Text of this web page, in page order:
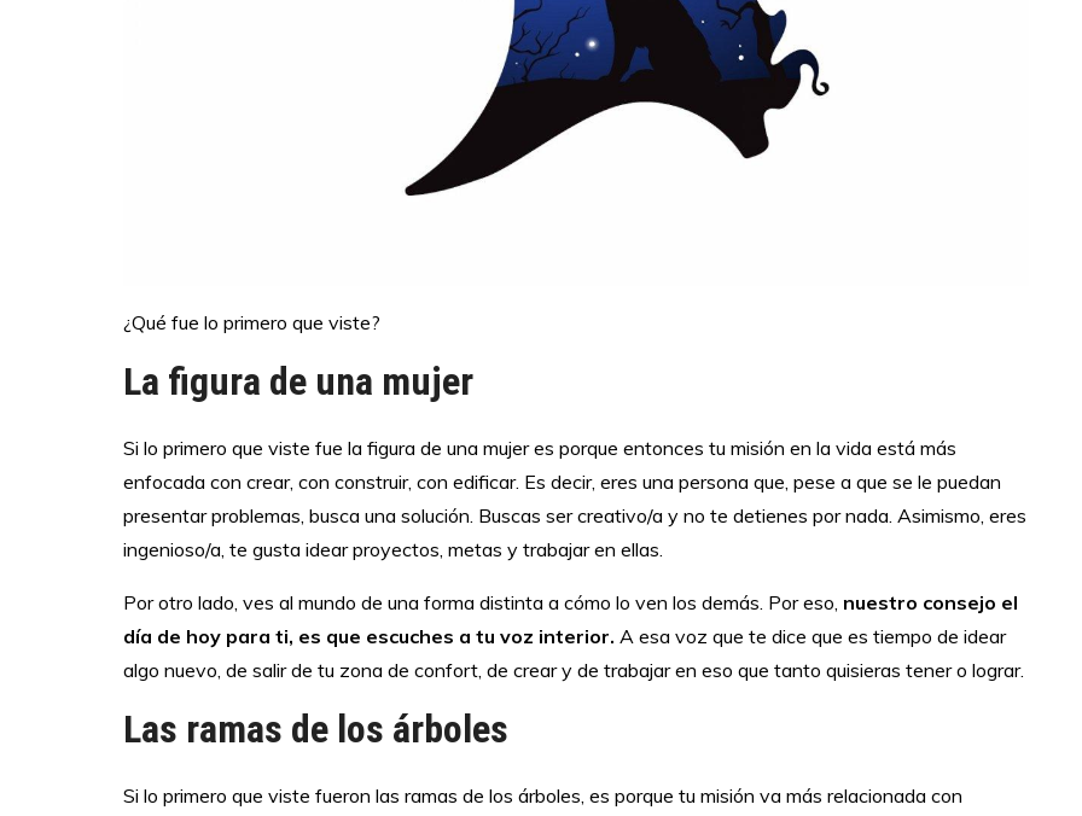
¿Qué fue lo primero que viste?
La figura de una mujer
Si lo primero que viste fue la figura de una mujer es porque entonces tu misión en la vida está más
enfocada con crear, con construir, con edificar. Es decir, eres una persona que, pese a que se le puedan
presentar problemas, busca una solución. Buscas ser creativo/a y no te detienes por nada. Asimismo, eres
ingenioso/a, te gusta idear proyectos, metas y trabajar en ellas.
Por otro lado, ves al mundo de una forma distinta a cómo lo ven los demás. Por eso, nuestro consejo el
día de hoy para ti, es que escuches a tu voz interior. A esa voz que te dice que es tiempo de idear
algo nuevo, de salir de tu zona de confort, de crear y de trabajar en eso que tanto quisieras tener o lograr.
Las ramas de los árboles
Si lo primero que viste fueron las ramas de los árboles, es porque tu misión va más relacionada con